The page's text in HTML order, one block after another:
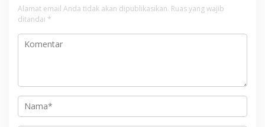
Alamat email Anda tidak akan dipublikasikan. Ruas yang wajib
ditandai *